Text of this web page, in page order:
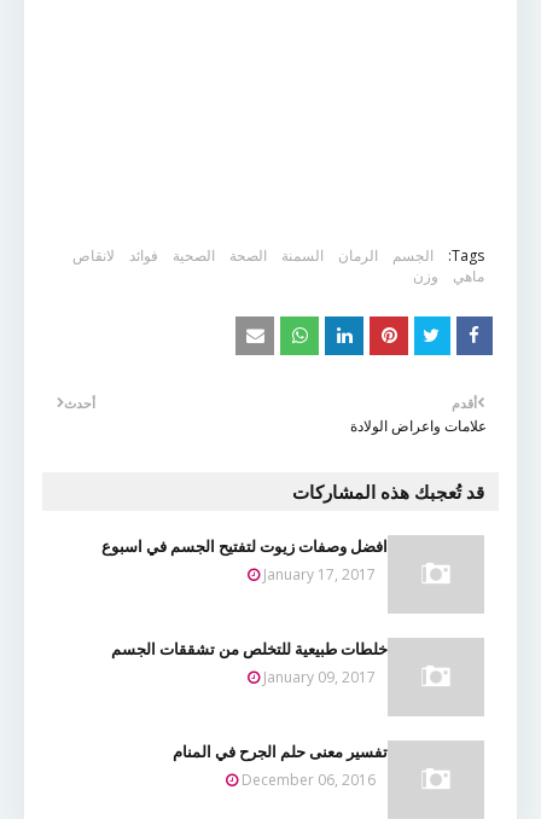
Tags: الجسم الرمان السمنة الصحة الصحية فوائد
لانقاص
ماهي
وزن
أحدث أقدم
علامات واعراض الولادة
قد تُعجبك هذه المشاركات
افضل وصفات زيوت لتفتيح الجسم في اسبوع
January 17, 2017
خلطات طبيعية للتخلص من تشققات الجسم
January 09, 2017
تفسير معنى حلم الجرح في المنام
December 06, 2016